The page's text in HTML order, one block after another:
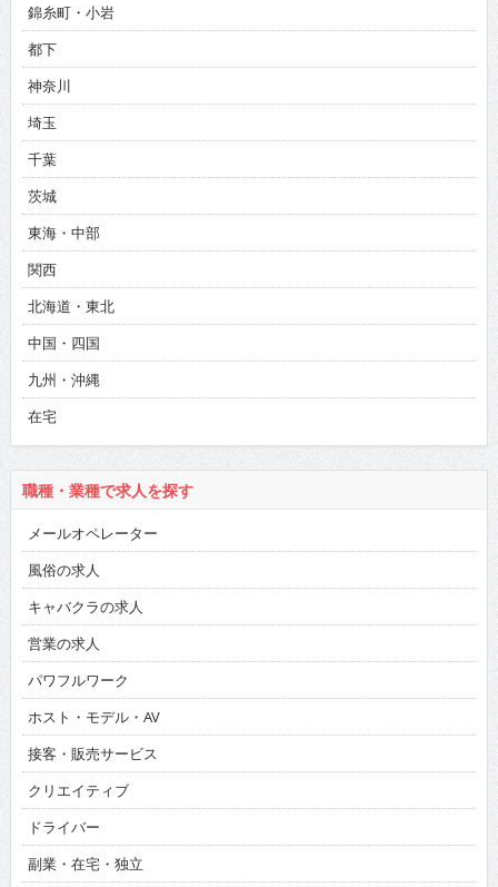
錦糸町・小岩
都下
神奈川
埼玉
千葉
茨城
東海・中部
関西
北海道・東北
中国・四国
九州・沖縄
在宅
職種・業種で求人を探す
メールオペレーター
風俗の求人
キャバクラの求人
営業の求人
パワフルワーク
ホスト・モデル・AV
接客・販売サービス
クリエイティブ
ドライバー
副業・在宅・独立